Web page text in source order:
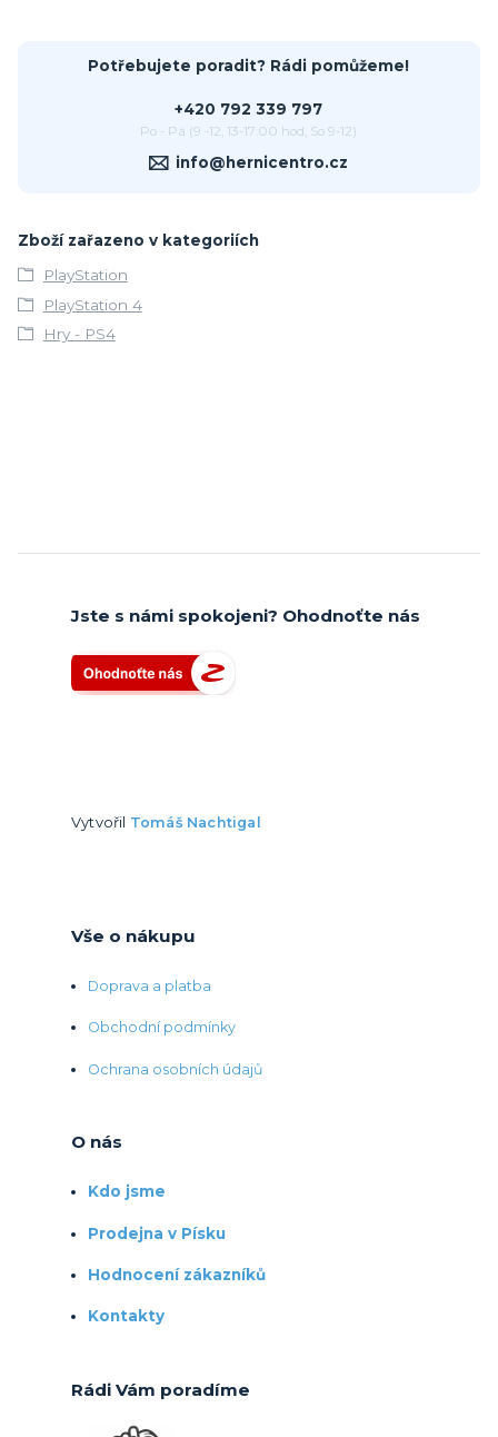
Potřebujete poradit? Rádi pomůžeme!
+420 792 339 797
Po - Pá (9 -12, 13-17:00 hod, So 9-12)
info@hernicentro.cz
Zboží zařazeno v kategoriích
PlayStation
PlayStation 4
Hry - PS4
Jste s námi spokojeni? Ohodnoťte nás
Vytvořil Tomáš Nachtigal
Vše o nákupu
Doprava a platba
Obchodní podmínky
Ochrana osobních údajů
O nás
Kdo jsme
Prodejna v Písku
Hodnocení zákazníků
Kontakty
Rádi Vám poradíme